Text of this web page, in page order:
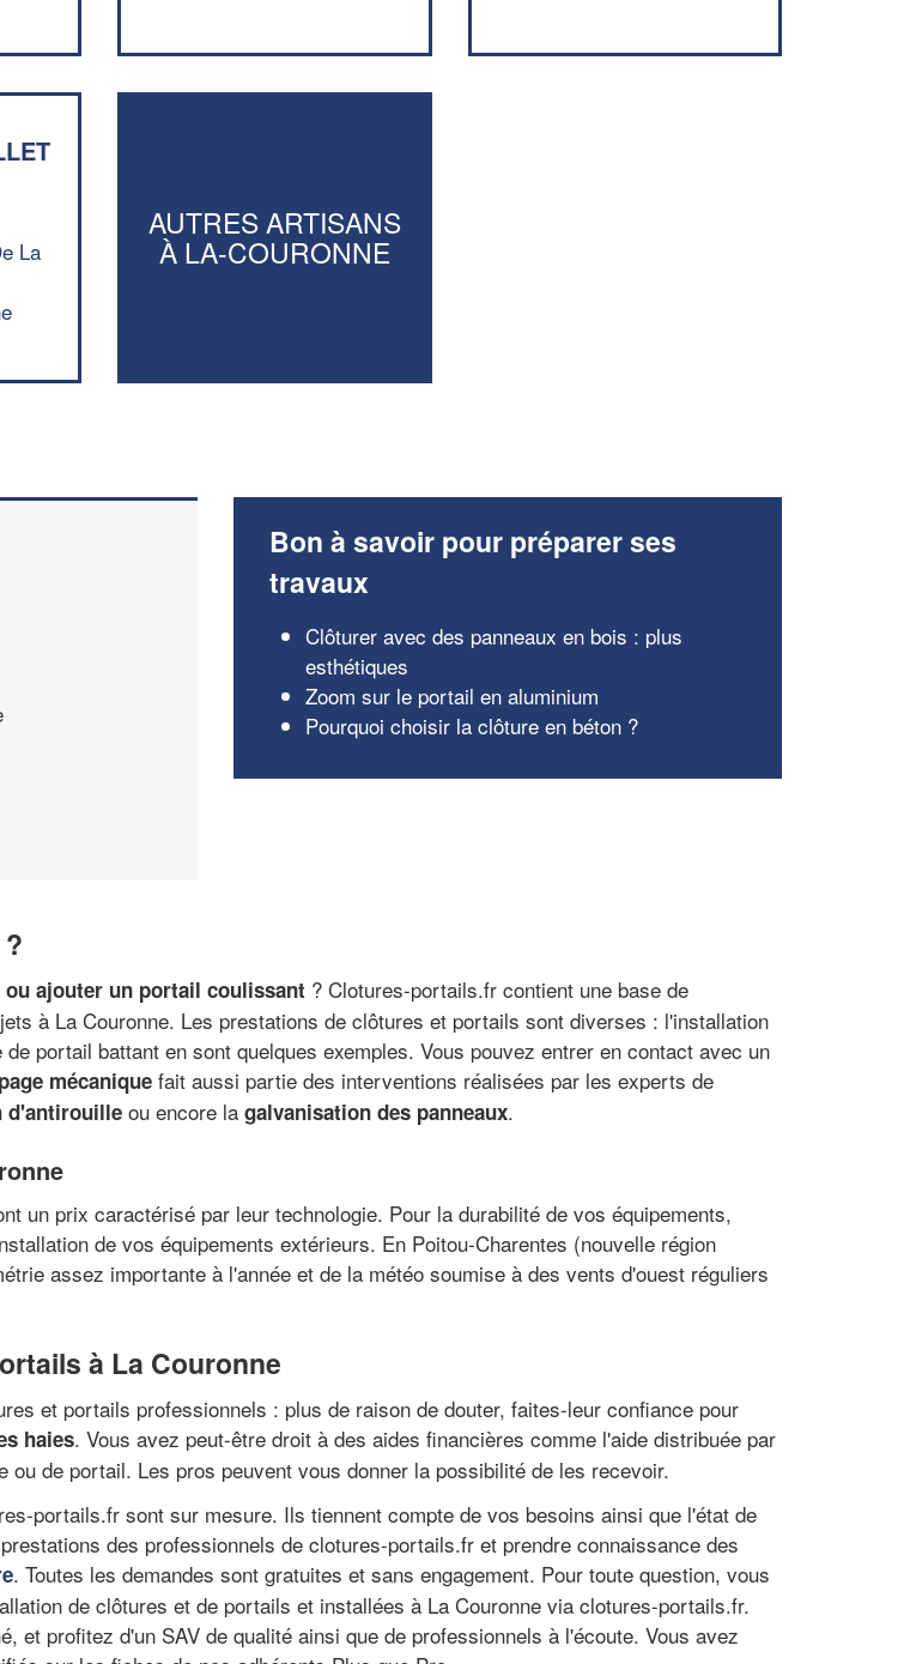
La
AUTRES ARTISANS
À LA-COURONNE
Bon à savoir pour préparer ses
travaux
Clôturer avec des panneaux en bois : plus
esthétiques
Zoom sur le portail en aluminium
Pourquoi choisir la clôture en béton ?
ajouter un portail coulissant ? Clotures-portails.fr contient une base de
à La Couronne. Les prestations de clôtures et portails sont diverses : l'installation
portail battant en sont quelques exemples. Vous pouvez entrer en contact avec un
mécanique fait aussi partie des interventions réalisées par les experts de
d'antirouille ou encore la galvanisation des panneaux.
un prix caractérisé par leur technologie. Pour la durabilité de vos équipements,
de vos équipements extérieurs. En Poitou-Charentes (nouvelle région
assez importante à l'année et de la météo soumise à des vents d'ouest réguliers
à La Couronne
et portails professionnels : plus de raison de douter, faites-leur confiance pour
haies. Vous avez peut-être droit à des aides financières comme l'aide distribuée par
de portail. Les pros peuvent vous donner la possibilité de les recevoir.
portails.fr sont sur mesure. Ils tiennent compte de vos besoins ainsi que l'état de
des professionnels de clotures-portails.fr et prendre connaissance des
. Toutes les demandes sont gratuites et sans engagement. Pour toute question, vous
de clôtures et de portails et installées à La Couronne via clotures-portails.fr.
profitez d'un SAV de qualité ainsi que de professionnels à l'écoute. Vous avez
vos
tout en gagnant de